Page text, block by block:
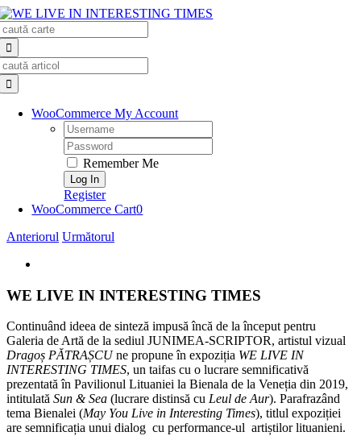
Skip
to
content
WooCommerce My Account
Username:
Password:
Remember Me
Register
WooCommerce Cart0
Anteriorul Următorul
Image
WE LIVE IN INTERESTING TIMES
Continuând ideea de sinteză impusă încă de la început pentru
Galeria de Artă de la sediul JUNIMEA-SCRIPTOR, artistul vizual
Dragoș PĂTRAȘCUne propune în expoziția WE LIVE IN
INTERESTING TIMES, un taifas cu o lucrare semnificativă
prezentată în Pavilionul Lituaniei la Bienala de la Veneția din 2019,
intitulată Sun & Sea (lucrare distinsă cu Leul de Aur). Parafrazând
tema Bienalei (May You Live in Interesting Times), titlul expoziției
are semnificația unui dialog cu performance-ul artiștilor lituanieni.